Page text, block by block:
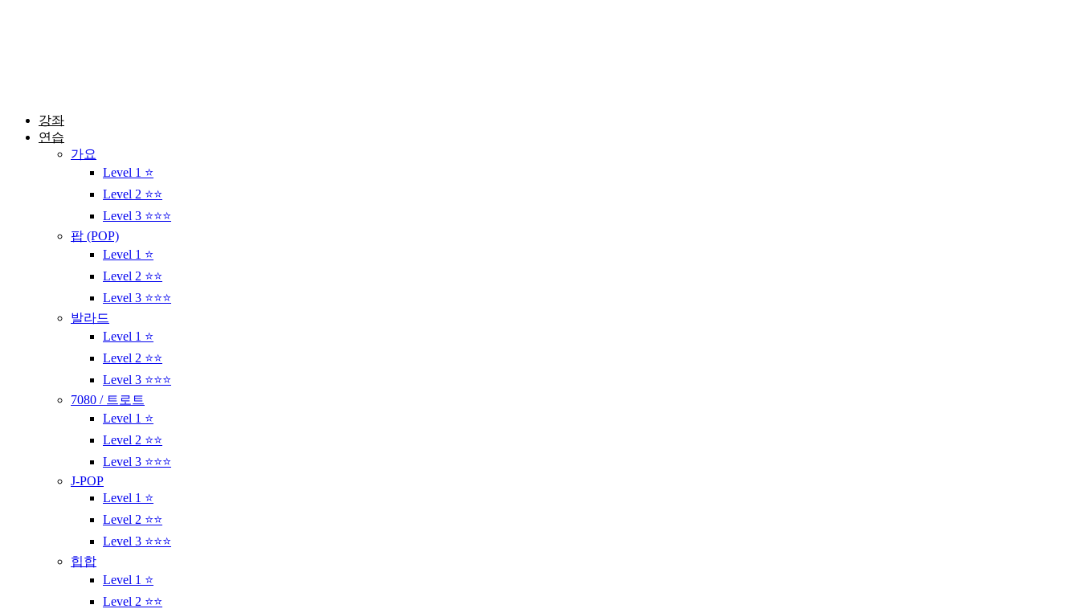
강좌
연습
가요
Level 1 ⭐
Level 2 ⭐⭐
Level 3 ⭐⭐⭐
팝 (POP)
Level 1 ⭐
Level 2 ⭐⭐
Level 3 ⭐⭐⭐
발라드
Level 1 ⭐
Level 2 ⭐⭐
Level 3 ⭐⭐⭐
7080 / 트로트
Level 1 ⭐
Level 2 ⭐⭐
Level 3 ⭐⭐⭐
J-POP
Level 1 ⭐
Level 2 ⭐⭐
Level 3 ⭐⭐⭐
힙합
Level 1 ⭐
Level 2 ⭐⭐